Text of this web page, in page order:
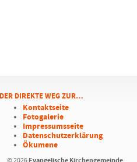
DER DIREKTE WEG ZUR…
Kontaktseite
Fotogalerie
Impressumsseite
Datenschutzerklärung
Ökumene
© 2026 Evangelische Kirchengemeinde